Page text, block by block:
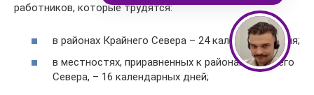
работников, которые трудятся:
в районах Крайнего Севера – 24 календарных дня;
в местностях, приравненных к районам Крайнего
Севера, – 16 календарных дней;